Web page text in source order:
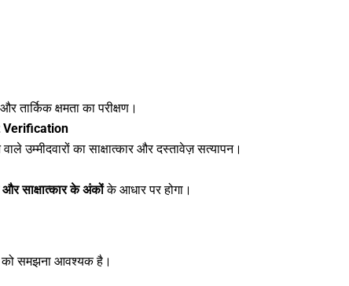
तार्किक क्षमता का परीक्षण।
Verification
वाले उम्मीदवारों का साक्षात्कार और दस्तावेज़ सत्यापन।
और साक्षात्कार के अंकोंके आधार पर होगा।
को समझना आवश्यक है।